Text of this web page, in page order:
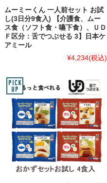
ムーミーくん 一人前セット お試
し(3日分9食入) 【介護食、ムー
ス食（ソフト食・嚥下食）、ＵＤ
Ｆ区分：舌でつぶせる 3】日本ケ
アミール
¥4,234(税込)